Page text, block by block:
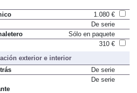
1.080 €
De serie
Sólo en paquete
310 €
exterior e interior
De serie
De serie